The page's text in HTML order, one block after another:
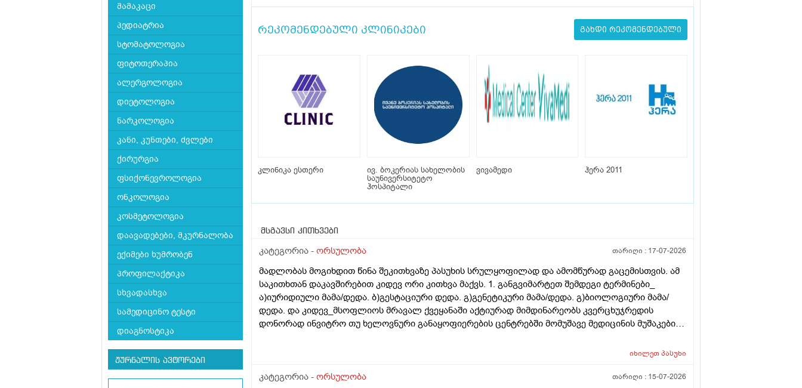
მამაკაცი
პედიატრია
სტომატოლოგია
ფიტოთერაპია
ალერგოლოგია
დიეტოლოგია
ნარკოლოგია
კანი, კუნთები, ძვლები
ქირურგია
ფსიქონევროლოგია
ონკოლოგია
კოსმეტოლოგია
დაავადებები, მკურნალობა
ექიმები ხუმრობენ
პროფილაქტიკა
სხვადასხვა
სამედიცინო ტესტი
დიაგნოსტიკა
ჟურნალის ავტორები
რეკომენდებული კლინიკები გახდი რეკომენდებული
კლინიკა ესთერი
ივ. ბოკერიას სახელობის
საუნივერსიტეტო
ჰოსპიტალი
ვივამედი ჰერა 2011
მსგავსი კითხვები
კატეგორია - ორსულობა თარიღი : 17-07-2026
მადლობას მოგიხდით წინა შეკითხვაზე პასუხის სრულყოფილად და ამომწურად გაცემისთვის. ამ
საკითხთან დაკავშირებით კიდევ ორი კითხვა მაქვს. 1. განგვიმარტეთ შემდეგი ტერმინები_
ა)იურიდიული მამა/დედა. ბ)გესტაციური დედა. გ)გენეტიკური მამა/დედა. გ)ბიოლოგიური მამა/
დედა. და კიდევ_მსოფლიოს მრავალ ქვეყანაში აქტიურად მიმდინარეობს კვერცხუჯრედის
დონორად ინვიტრო თუ ხელოვნური განაყოფიერების ცენტრებში მომუშავე მედიცინის მუშაკების
იხილეთპასუხი
კატეგორია - ორსულობა თარიღი : 15-07-2026